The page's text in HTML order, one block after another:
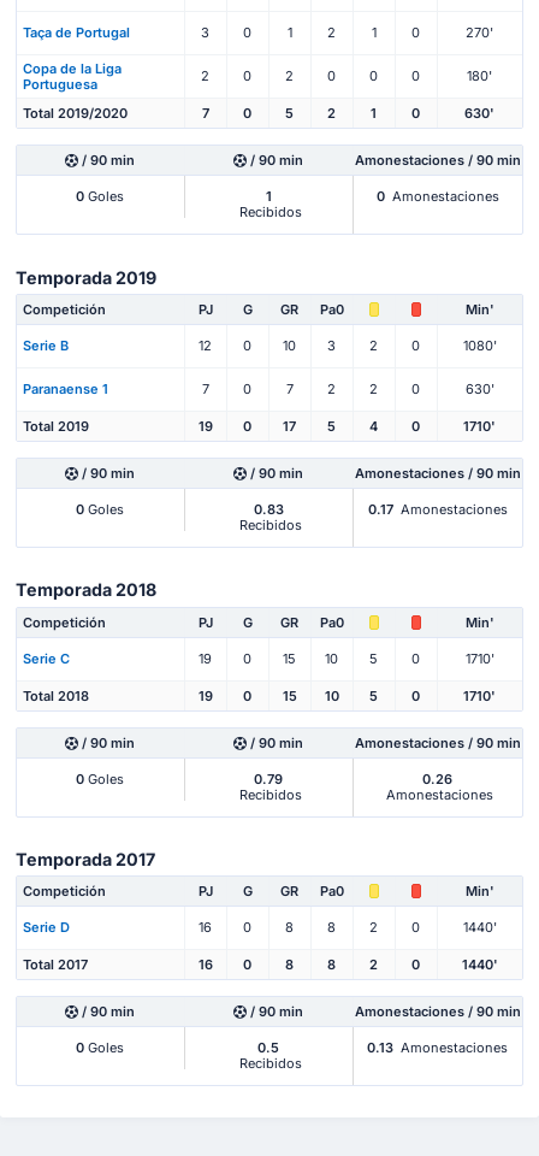
Taça de Portugal 3 0 1 2 1 0 270'
Copa de la Liga
Portuguesa
2 0 2 0 0 0 180'
Total 2019/2020 7 0 5 2 1 0 630'
/ 90 min / 90 min Amonestaciones / 90 min
0 Goles
1
Recibidos
0 Amonestaciones
Temporada 2019
Competición PJ G GR Pa0 Min'
Serie B 12 0 10 3 2 0 1080'
Paranaense 1 7 0 7 2 2 0 630'
Total 2019 19 0 17 5 4 0 1710'
/ 90 min / 90 min Amonestaciones / 90 min
0 Goles
0.83
Recibidos
0.17 Amonestaciones
Temporada 2018
Competición PJ G GR Pa0 Min'
Serie C 19 0 15 10 5 0 1710'
Total 2018 19 0 15 10 5 0 1710'
/ 90 min / 90 min Amonestaciones / 90 min
0 Goles
0.79
Recibidos
0.26
Amonestaciones
Temporada 2017
Competición PJ G GR Pa0 Min'
Serie D 16 0 8 8 2 0 1440'
Total 2017 16 0 8 8 2 0 1440'
/ 90 min / 90 min Amonestaciones / 90 min
0 Goles
0.5
Recibidos
0.13 Amonestaciones